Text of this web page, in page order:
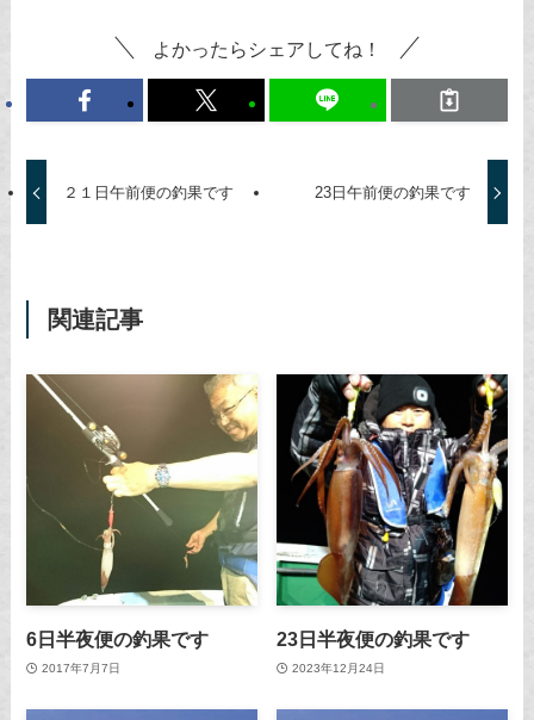
よかったらシェアしてね！
２１日午前便の釣果です 23日午前便の釣果です
関連記事
6日半夜便の釣果です
2017年7月7日
23日半夜便の釣果です
2023年12月24日